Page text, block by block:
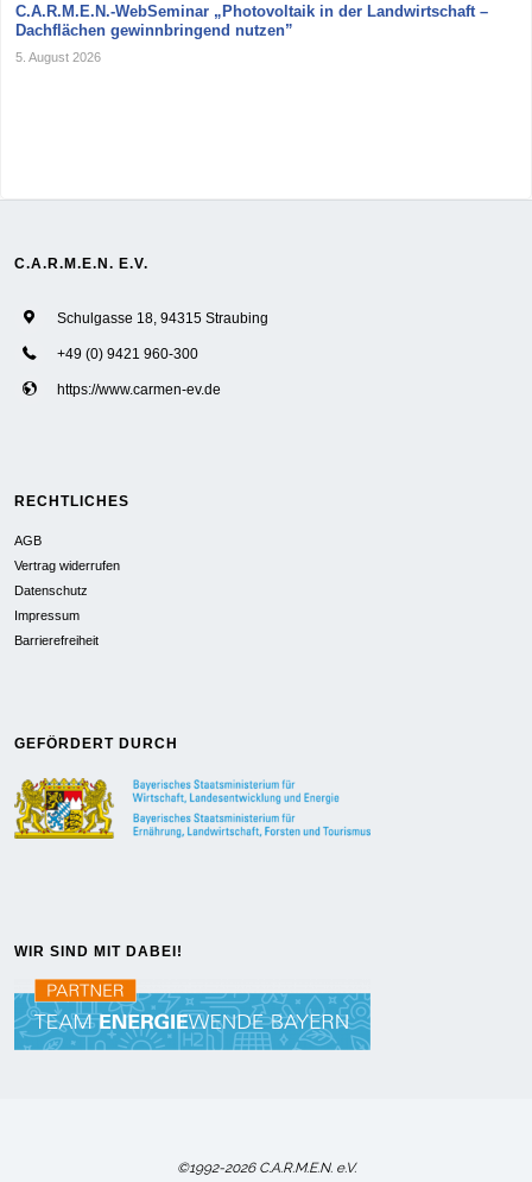
C.A.R.M.E.N.-WebSeminar „Photovoltaik in der Landwirtschaft –
Dachflächen gewinnbringend nutzen”
5. August 2026
C.A.R.M.E.N. E.V.
Schulgasse 18, 94315 Straubing
+49 (0) 9421 960-300
https://www.carmen-ev.de
RECHTLICHES
AGB
Vertrag widerrufen
Datenschutz
Impressum
Barrierefreiheit
GEFÖRDERT DURCH
WIR SIND MIT DABEI!
©1992-2026 C.A.R.M.E.N. e.V.